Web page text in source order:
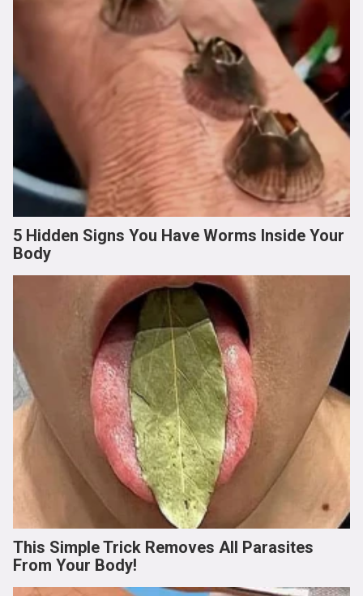
5 Hidden Signs You Have Worms Inside Your
Body
This Simple Trick Removes All Parasites
From Your Body!